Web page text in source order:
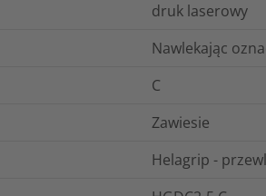
druk laserowy
Nawlekając
C
Zawiesie
Helagrip -